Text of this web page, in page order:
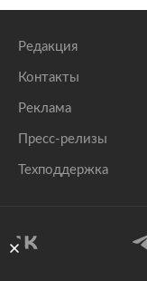
Редакция
Контакты
Реклама
Пресс-релизы
Техподдержка